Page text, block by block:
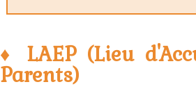
♦ LAEP (Lieu
Parents)